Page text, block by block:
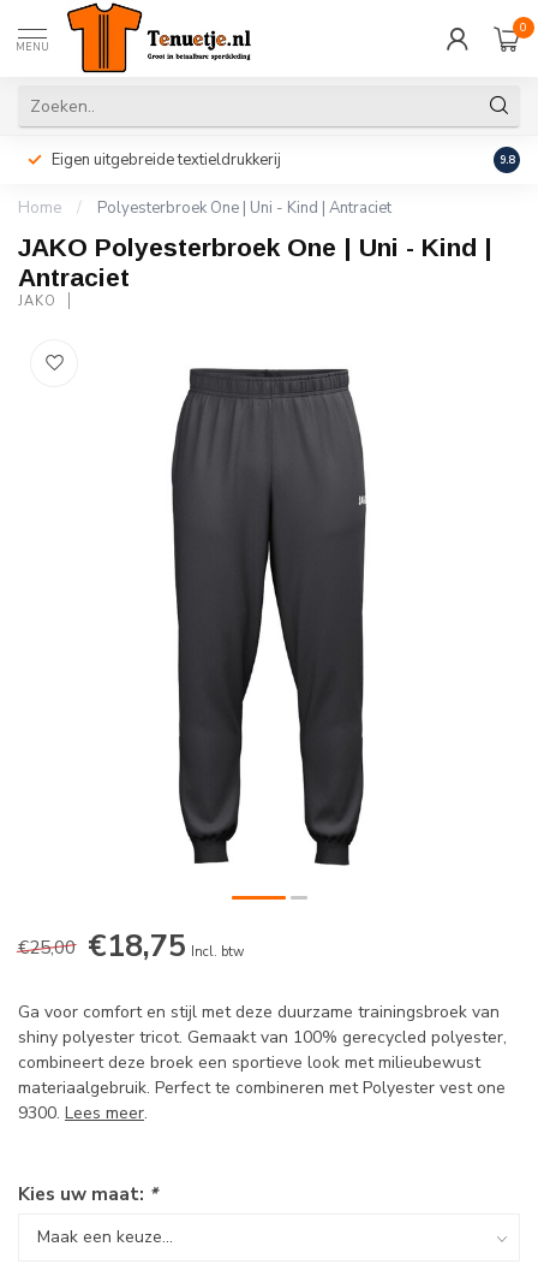
MENU
0
Eigen uitgebreide textieldrukkerij 9.8
Home / Polyesterbroek One | Uni - Kind | Antraciet
JAKO Polyesterbroek One | Uni - Kind |
Antraciet
JAKO
€25,00 €18,75 Incl. btw
Ga voor comfort en stijl met deze duurzame trainingsbroek van
shiny polyester tricot. Gemaakt van 100% gerecycled polyester,
combineert deze broek een sportieve look met milieubewust
materiaalgebruik. Perfect te combineren met Polyester vest one
9300. Lees meer.
Kies uw maat: *